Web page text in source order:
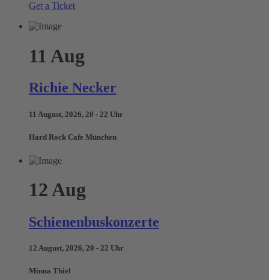
Get a Ticket
11 Aug
Richie Necker
11 August, 2026, 20 - 22 Uhr
Hard Rock Cafe München
12Aug
Schienenbuskonzerte
12 August, 2026, 20 - 22 Uhr
Minna Thiel